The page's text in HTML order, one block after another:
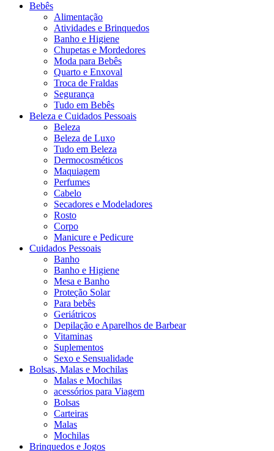
Bebês
Alimentação
Atividades e Brinquedos
Banho e Higiene
Chupetas e Mordedores
Moda para Bebês
Quarto e Enxoval
Troca de Fraldas
Segurança
Tudo em Bebês
Beleza e Cuidados Pessoais
Beleza
Beleza de Luxo
Tudo em Beleza
Dermocosméticos
Maquiagem
Perfumes
Cabelo
Secadores e Modeladores
Rosto
Corpo
Manicure e Pedicure
Cuidados Pessoais
Banho
Banho e Higiene
Mesa e Banho
Proteção Solar
Para bebês
Geriátricos
Depilação e Aparelhos de Barbear
Vitaminas
Suplementos
Sexo e Sensualidade
Bolsas, Malas e Mochilas
Malas e Mochilas
acessórios para Viagem
Bolsas
Carteiras
Malas
Mochilas
Brinquedos e Jogos